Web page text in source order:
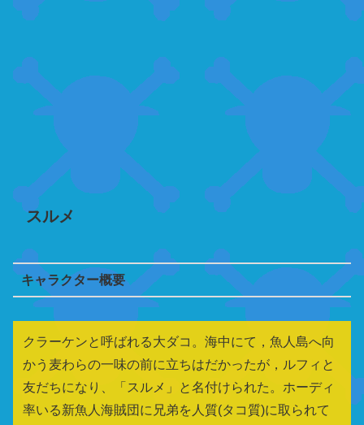
スルメ
キャラクター概要
クラーケンと呼ばれる大ダコ。海中にて，魚人島へ向
かう麦わらの一味の前に立ちはだかったが，ルフィと
友だちになり、「スルメ」と名付けられた。ホーディ
率いる新魚人海賊団に兄弟を人質(タコ質)に取られて